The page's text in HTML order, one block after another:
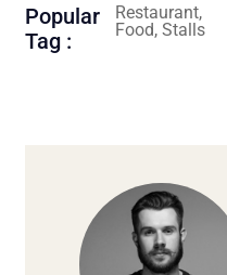
Popular
Tag :
Restaurant,
Food, Stalls